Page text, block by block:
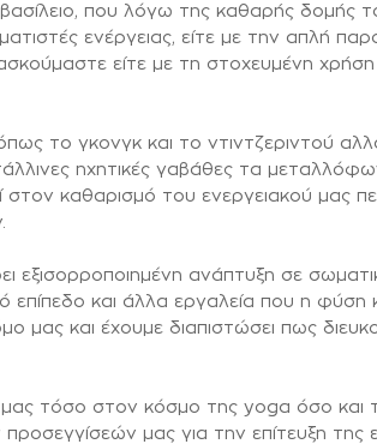
που λόγω της καθαρής δομής
ενέργειας, είτε με την απλή
είτε με τη στοχευμένη χρήση
το γκονγκ και το ντιντζεριντού
ηχητικές γαβάθες τα
στον καθαρισμό του ενεργειακού μας
εξισορροποιημένη ανάπτυξη σε
επίπεδο και άλλα εργαλεία που η φύση
μας και έχουμε διαπιστώσει πως
τόσο στον κόσμο της yoga όσο και
μας για την επίτευξη της